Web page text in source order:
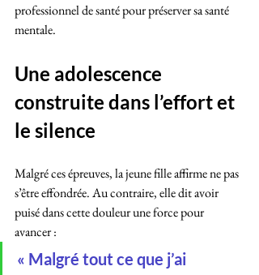
professionnel de santé pour préserver sa santé
mentale.
Une adolescence
construite dans l’effort et
le silence
Malgré ces épreuves, la jeune fille affirme ne pas
s’être effondrée. Au contraire, elle dit avoir
puisé dans cette douleur une force pour
avancer :
« Malgré tout ce que j’ai